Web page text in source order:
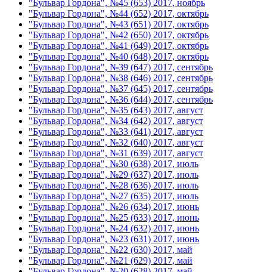
"Бульвар Гордона", №45 (653) 2017, ноябрь
"Бульвар Гордона", №44 (652) 2017, октябрь
"Бульвар Гордона", №43 (651) 2017, октябрь
"Бульвар Гордона", №42 (650) 2017, октябрь
"Бульвар Гордона", №41 (649) 2017, октябрь
"Бульвар Гордона", №40 (648) 2017, октябрь
"Бульвар Гордона", №39 (647) 2017, сентябрь
"Бульвар Гордона", №38 (646) 2017, сентябрь
"Бульвар Гордона", №37 (645) 2017, сентябрь
"Бульвар Гордона", №36 (644) 2017, сентябрь
"Бульвар Гордона", №35 (643) 2017, август
"Бульвар Гордона", №34 (642) 2017, август
"Бульвар Гордона", №33 (641) 2017, август
"Бульвар Гордона", №32 (640) 2017, август
"Бульвар Гордона", №31 (639) 2017, август
"Бульвар Гордона", №30 (638) 2017, июль
"Бульвар Гордона", №29 (637) 2017, июль
"Бульвар Гордона", №28 (636) 2017, июль
"Бульвар Гордона", №27 (635) 2017, июль
"Бульвар Гордона", №26 (634) 2017, июнь
"Бульвар Гордона", №25 (633) 2017, июнь
"Бульвар Гордона", №24 (632) 2017, июнь
"Бульвар Гордона", №23 (631) 2017, июнь
"Бульвар Гордона", №22 (630) 2017, май
"Бульвар Гордона", №21 (629) 2017, май